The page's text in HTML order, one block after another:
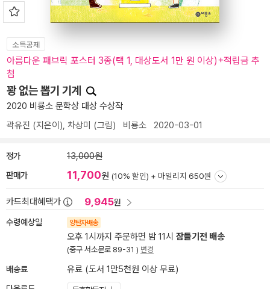
소득공제
아름다운 패브릭 포스터 3종(택 1, 대상도서 1만 원 이상)+적립금 추
첨
꽝 없는 뽑기 기계
2020 비룡소 문학상 대상 수상작
곽유진 (지은이), 차상미 (그림) 비룡소 2020-03-01
정가 13,000원
판매가 11,700원 (10% 할인) + 마일리지 650원
카드최대혜택가 9,945원
수령예상일 양탄자배송
오후 1시까지 주문하면 밤 11시 잠들기전 배송
(중구 서소문로 89-31 ) 변경
배송료 유료 (도서 1만5천원 이상 무료)